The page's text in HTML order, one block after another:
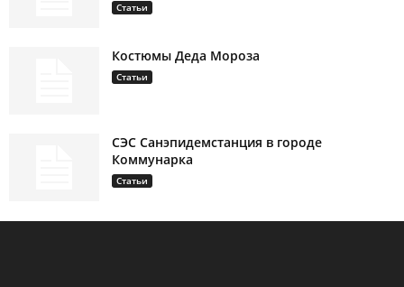
Статьи
Костюмы Деда Мороза
Статьи
СЭС Санэпидемстанция в городе
Коммунарка
Статьи